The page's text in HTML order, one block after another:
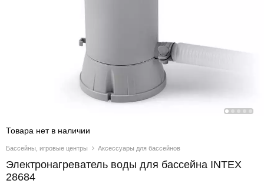
Бассейны, игровые центры Аксессуары для бассейнов
Электронагреватель воды для бассейна INTEX
28684
Товара нет в наличии